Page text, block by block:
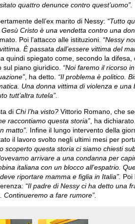
quattro denunce contro quest’uomo”.
dell’ex marito di Nessy: “Tutto
Cristo è una vendetta contro una
Poi l’attacco alle istituzioni. “Nessy
È passata dall’essere vittima del
quindi spiegato come, secondo la difesa,
sul piano giuridico. “Noi faremo il ricorso
, ha detto. “Il problema è politico.
Una donna vittima di violenza e una
tutt’altra tutela”.
di Chi l’ha visto? Vittorio Romano, che
raccontiamo questa storia” , ha dichiarato.
matto”. Infine il lungo intervento della
il lavoro svolto negli ultimi mesi per
scoperto questa storia ci siamo chiesti
arrivare a una condanna per
italiana con un blocco all’espatrio.
riportare mamma e figlia in Italia”. Poi
“Il padre di Nessy ci ha detto una
Continueremo a fare rumore”.